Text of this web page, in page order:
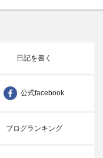
日記を書く
公式facebook
ブログランキング